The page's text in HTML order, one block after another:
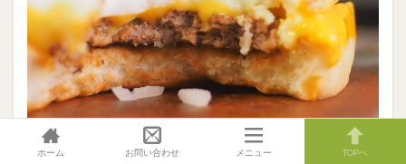
ホーム お問い合わせ メニュー TOPへ